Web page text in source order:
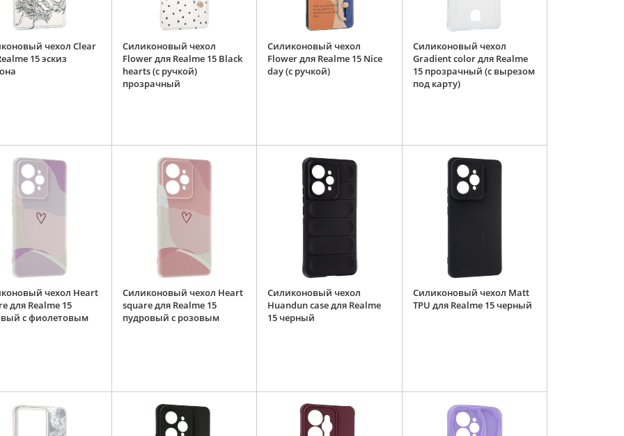
чехол Clear
15 эскиз
Силиконовый чехол
Flower для Realme 15 Black
hearts (с ручкой)
прозрачный
Силиконовый чехол
Flower для Realme 15 Nice
day (с ручкой)
Силиконовый чехол
Gradient color для Realme
15 прозрачный (с вырезом
под карту)
чехол Heart
для Realme 15
с фиолетовым
Силиконовый чехол Heart
square для Realme 15
пудровый с розовым
Силиконовый чехол
Huandun case для Realme
15 черный
Силиконовый чехол Matt
TPU для Realme 15 черный